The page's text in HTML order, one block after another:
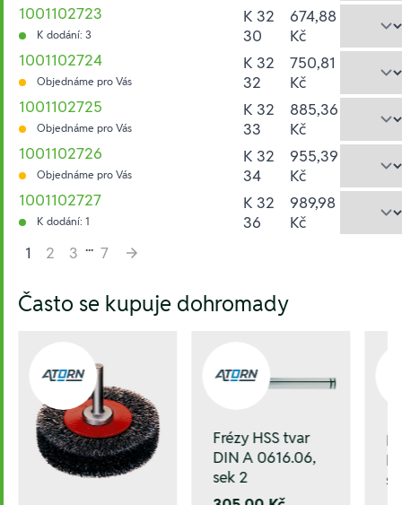
1001102723
K dodání: 3
K 32
30
674,88
Kč
1001102724
Objednáme pro Vás
K 32
32
750,81
Kč
1001102725
Objednáme pro Vás
K 32
33
885,36
Kč
1001102726
Objednáme pro Vás
K 32
34
955,39
Kč
1001102727
K dodání: 1
K 32
36
989,98
Kč
1
2 3 ... 7
Často se kupuje dohromady
Frézy HSS tvar
DIN A 0616.06,
sek 2